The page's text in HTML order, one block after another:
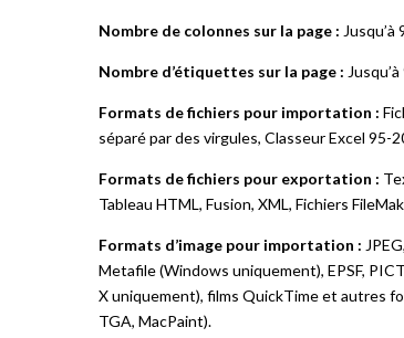
Nombre de colonnes sur la page : Jusqu’à
Nombre d’étiquettes sur la page :
Formats de fichiers pour importation :
séparé par des virgules, Classeur Excel 95-
Formats de fichiers pour exportation :
Tableau HTML, Fusion, XML, Fichiers
Formats d’image pour importation :
Metafile (Windows uniquement), EPSF,
X uniquement), films QuickTime et autres
TGA, MacPaint).